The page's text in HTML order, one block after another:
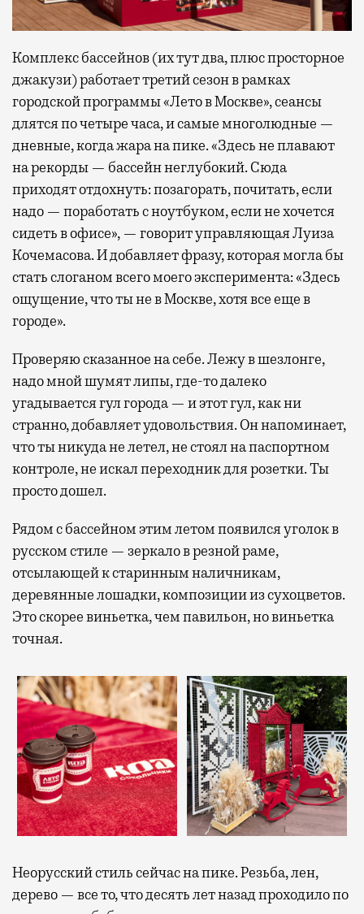
Комплекс бассейнов (их тут два, плюс просторное
джакузи) работает третий сезон в рамках
городской программы «Лето в Москве», сеансы
длятся по четыре часа, и самые многолюдные —
дневные, когда жара на пике. «Здесь не плавают
на рекорды — бассейн неглубокий. Сюда
приходят отдохнуть: позагорать, почитать, если
надо — поработать с ноутбуком, если не хочется
сидеть в офисе», — говорит управляющая Луиза
Кочемасова. И добавляет фразу, которая могла бы
стать слоганом всего моего эксперимента: «Здесь
ощущение, что ты не в Москве, хотя все еще в
городе».
Проверяю сказанное на себе. Лежу в шезлонге,
надо мной шумят липы, где-то далеко
угадывается гул города — и этот гул, как ни
странно, добавляет удовольствия. Он напоминает,
что ты никуда не летел, не стоял на паспортном
контроле, не искал переходник для розетки. Ты
просто дошел.
Рядом с бассейном этим летом появился уголок в
русском стиле — зеркало в резной раме,
отсылающей к старинным наличникам,
деревянные лошадки, композиции из сухоцветов.
Это скорее виньетка, чем павильон, но виньетка
точная.
Неорусский стиль сейчас на пике. Резьба, лен,
дерево — все то, что десять лет назад проходило по